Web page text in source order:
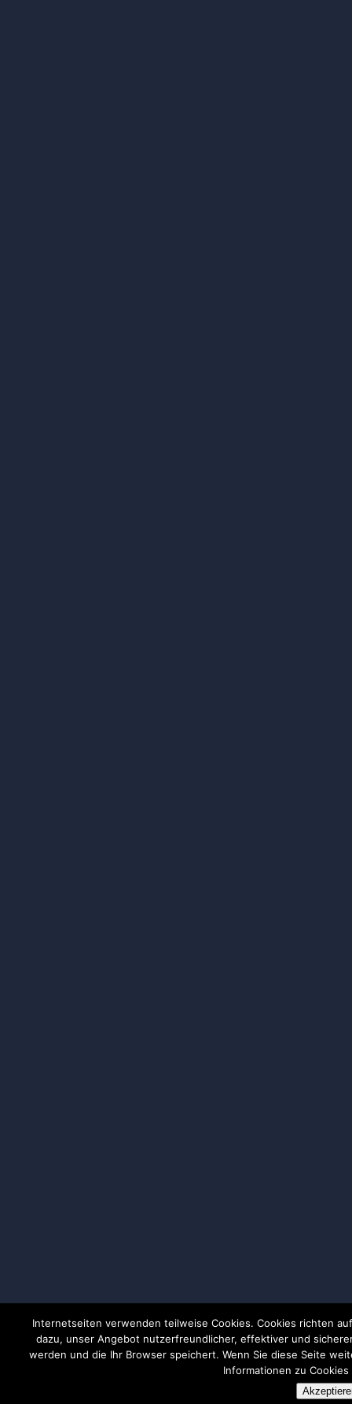
Internetseiten verwenden teilweise Cookies. Cookies richten
dazu, unser Angebot nutzerfreundlicher, effektiver und
werden und die Ihr Browser speichert. Wenn Sie diese Seite
Informationen zu